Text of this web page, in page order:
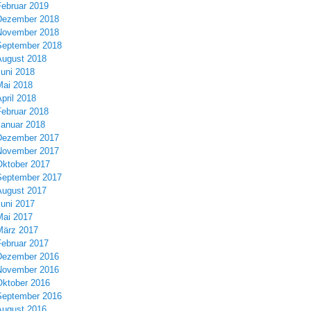
2019
2018
2018
2018
2018
2018
2018
2018
2018
2018
2017
2017
2017
2017
2017
2017
2017
2017
2017
2016
2016
2016
2016